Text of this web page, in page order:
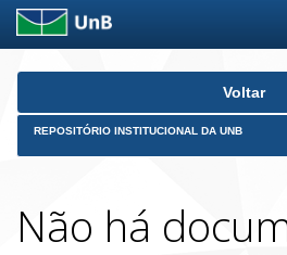
Skip
Voltar
REPOSITÓRIO INSTITUCIONAL DA UNB
Não há